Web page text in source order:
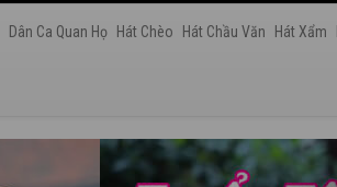
Dân Ca Quan Họ Hát Chèo Hát Chầu Văn Hát Xẩm